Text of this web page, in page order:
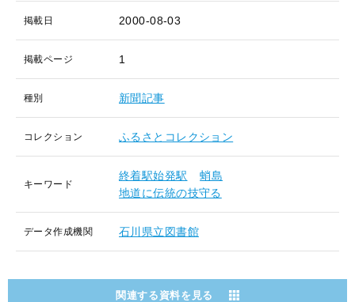
掲載日 2000-08-03
掲載ページ 1
種別 新聞記事
コレクション ふるさとコレクション
キーワード
終着駅始発駅
蛸島
地道に伝統の技守る
データ作成機関 石川県立図書館
関連する資料を見る